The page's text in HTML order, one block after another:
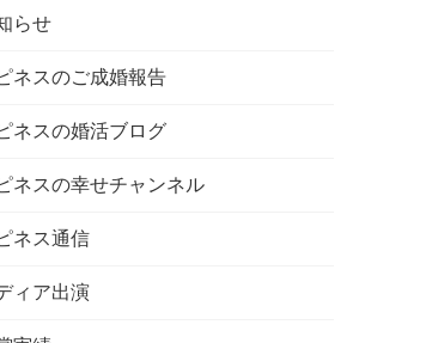
らせ
ネスのご成婚報告
ネスの婚活ブログ
ネスの幸せチャンネル
ネス通信
ィア出演